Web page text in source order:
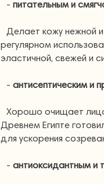
- питательным и
Делает кожу нежной
регулярном
эластичной, свежей и
- антисептическим и
Хорошо очищает лицо
Древнем Египте
для ускорения
- антиоксидантным и